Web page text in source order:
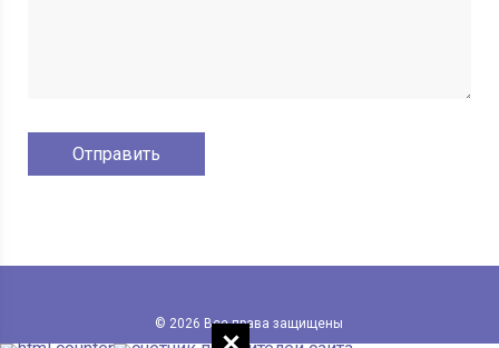
© 2026 Все права защищены